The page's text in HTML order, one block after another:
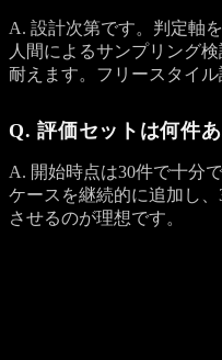
A. 設計次第です。判定軸
人間によるサンプリング
耐えます。フリースタイル
Q. 評価セットは何件
A. 開始時点は30件で十分
ケースを継続的に追加し
させるのが理想です。